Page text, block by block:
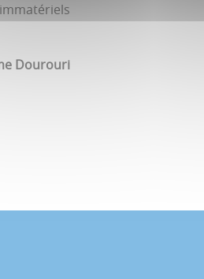
Dourouri